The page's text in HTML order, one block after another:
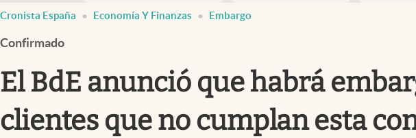
Cronista España Economía Y Finanzas Embargo
Confirmado
El BdE anunció que habrá
clientes que no cumplan esta